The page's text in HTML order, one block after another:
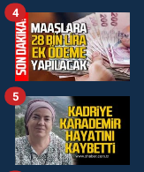
4
5